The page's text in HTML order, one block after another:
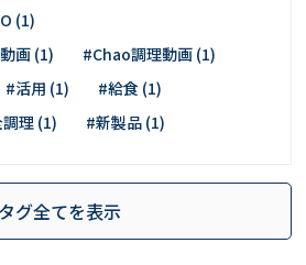
(1)
画 (1)
#Chao調理動画 (1)
#活用 (1)
#給食 (1)
理 (1) #新製品 (1)
タグ全てを表示